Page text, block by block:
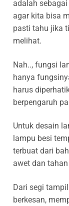
adalah
agar kita bisa
pasti tahu jika
melihat.
Nah.., fungsi
hanya
harus
berpengaruh
Untuk desain
lampu besi
terbuat dari
awet dan
Dari segi
berkesan,